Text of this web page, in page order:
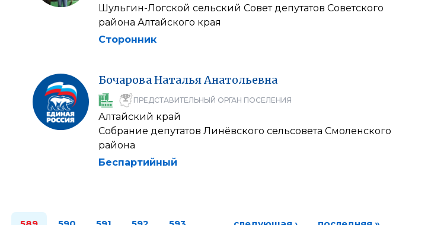
Шульгин-Логской сельский Совет депутатов Советского
района Алтайского края
Сторонник
БочароваНатальяАнатольевна
ПРЕДСТАВИТЕЛЬНЫЙ ОРГАН ПОСЕЛЕНИЯ
Алтайский край
Собрание депутатов Линёвского сельсовета Смоленского
района
Беспартийный